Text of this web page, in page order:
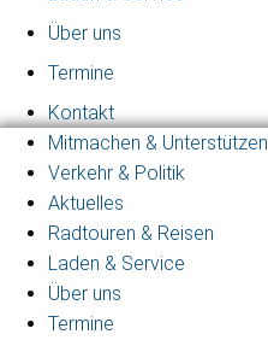
Über uns
Termine
Kontakt
Mitmachen & Unterstützen
Verkehr & Politik
Aktuelles
Radtouren & Reisen
Laden & Service
Über uns
Termine